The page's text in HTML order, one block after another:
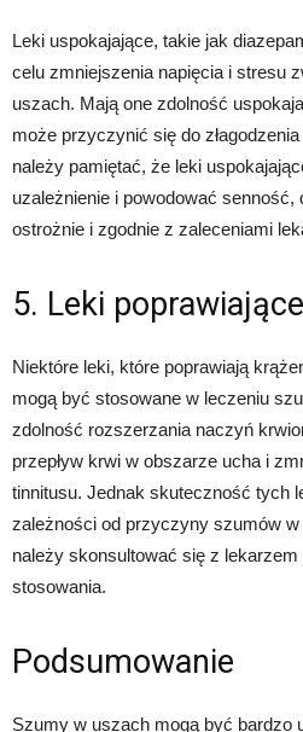
Leki uspokajające, takie jak
celu zmniejszenia napięcia i stresu
uszach. Mają one zdolność
może przyczynić się do
należy pamiętać, że leki
uzależnienie i powodować senność,
ostrożnie i zgodnie z zaleceniami
5. Leki
Niektóre leki, które poprawiają
mogą być stosowane w leczeniu
zdolność rozszerzania naczyń
przepływ krwi w obszarze ucha i
tinnitusu. Jednak skuteczność tych
zależności od przyczyny szumów
należy skonsultować się z
stosowania.
Podsumowanie
Szumy w uszach mogą być bardzo